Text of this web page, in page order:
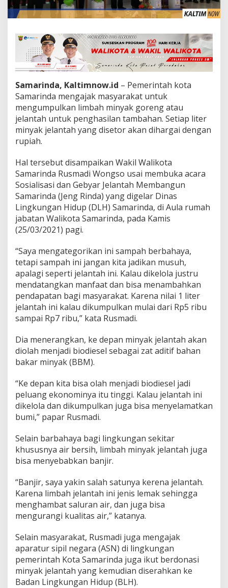
Samarinda, Kaltimnow.id – Pemerintah kota
Samarinda mengajak masyarakat untuk
mengumpulkan limbah minyak goreng atau
jelantah untuk penghasilan tambahan. Setiap liter
minyak jelantah yang disetor akan dihargai dengan
rupiah.
Hal tersebut disampaikan Wakil Walikota
Samarinda Rusmadi Wongso usai membuka acara
Sosialisasi dan Gebyar Jelantah Membangun
Samarinda (Jeng Rinda) yang digelar Dinas
Lingkungan Hidup (DLH) Samarinda, di Aula rumah
jabatan Walikota Samarinda, pada Kamis
(25/03/2021) pagi.
“Saya mengategorikan ini sampah berbahaya,
tetapi sampah ini jangan kita jadikan musuh,
apalagi seperti jelantah ini. Kalau dikelola justru
mendatangkan manfaat dan bisa menambahkan
pendapatan bagi masyarakat. Karena nilai 1 liter
jelantah ini kalau dikumpulkan mulai dari Rp5 ribu
sampai Rp7 ribu,” kata Rusmadi.
Dia menerangkan, ke depan minyak jelantah akan
diolah menjadi biodiesel sebagai zat aditif bahan
bakar minyak (BBM).
“Ke depan kita bisa olah menjadi biodiesel jadi
peluang ekonominya itu tinggi. Kalau jelantah ini
dikelola dan dikumpulkan juga bisa menyelamatkan
bumi,” papar Rusmadi.
Selain barbahaya bagi lingkungan sekitar
khususnya air bersih, limbah minyak jelantah juga
bisa menyebabkan banjir.
“Banjir, saya yakin salah satunya kerena jelantah.
Karena limbah jelantah ini jenis lemak sehingga
menghambat saluran air, dan juga bisa
mengurangi kualitas air,” katanya.
Selain masyarakat, Rusmadi juga mengajak
aparatur sipil negara (ASN) di lingkungan
pemerintah Kota Samarinda juga ikut berdonasi
minyak jelantah yang kemudian diserahkan ke
Badan Lingkungan Hidup (BLH).